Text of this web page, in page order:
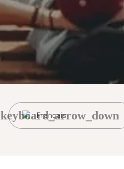
Français
keyboard_arrow_down